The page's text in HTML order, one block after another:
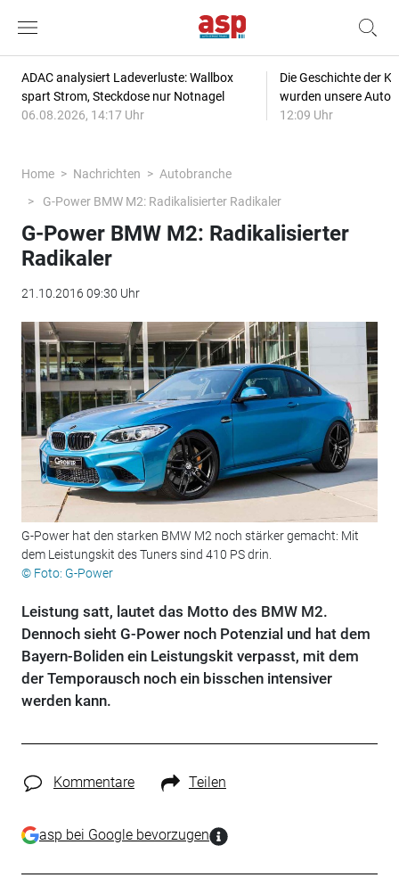
ADAC analysiert Ladeverluste: Wallbox
spart Strom, Steckdose nur Notnagel
06.08.2026, 14:17 Uhr
Die Geschichte der
wurden unsere
12:09 Uhr
Home Nachrichten
Autobranche
G-Power BMW M2: Radikalisierter Radikaler
G-Power BMW M2: Radikalisierter
Radikaler
21.10.2016 09:30 Uhr
G-Power hat den starken BMW M2 noch stärker gemacht: Mit
dem Leistungskit des Tuners sind 410 PS drin.
© Foto: G-Power
Leistung satt, lautet das Motto des BMW M2.
Dennoch sieht G-Power noch Potenzial und hat dem
Bayern-Boliden ein Leistungskit verpasst, mit dem
der Temporausch noch ein bisschen intensiver
werden kann.
Kommentare Teilen
asp bei Google bevorzugen